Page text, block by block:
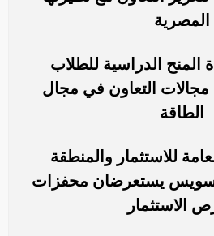
المصرية
المنح الدراسية للطلاب
التعاون في مجال
الطاقة
للاستثمار والمنطقة
السويس يستعرضان محفزات
الاستثمار